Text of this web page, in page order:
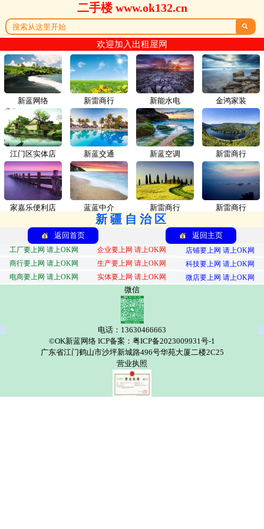
二手楼 www.ok132.cn

欢迎加入出租屋网
新蓝网络 新雷商行
江门区实体店 新蓝交通
家嘉乐便利店 蓝蓝中介
新能水电 金鸿家装
新蓝空调 新雷商行
新雷商行 新雷商行
新疆自治区
返回首页 返回主页
工厂要上网 请上OK网 企业要上网 请上OK网
店铺要上网 请上OK网
商行要上网 请上OK网
生产要上网 请上OK网
科技要上网 请上OK网
电商要上网 请上OK网
实体要上网 请上OK网 微店要上网 请上OK网
微信
电话：13630466663
©OK新蓝网络 ICP备案：粤ICP备2023009931号-1
广东省江门鹤山市沙坪新城路496号华苑大厦二楼2C25
营业执照